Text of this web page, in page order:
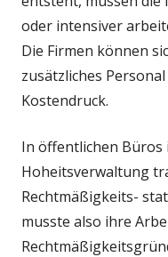
oder intensiver
Die Firmen können
zusätzliches
Kostendruck.
In öffentlichen Büros
Hoheitsverwaltung
Rechtmäßigkeits-
musste also ihre